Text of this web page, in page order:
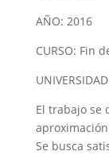
AÑO: 2016
CURSO: Fin
El trabajo se
Se busca